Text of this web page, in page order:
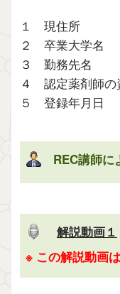
１ 現住所
２ 卒業大学名
３ 勤務先名
４ 認定薬剤師の
５ 登録年月日
REC講師に
解説動画１
※ この解説動画